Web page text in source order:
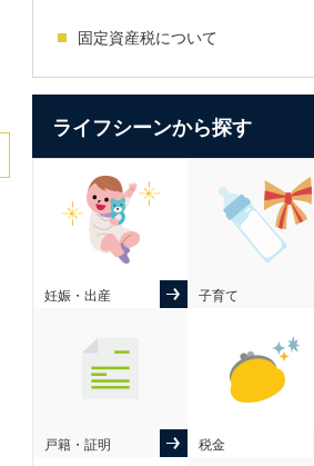
固定資産税について
ライフシーンから探す
妊娠・出産 子育て
戸籍・証明 税金